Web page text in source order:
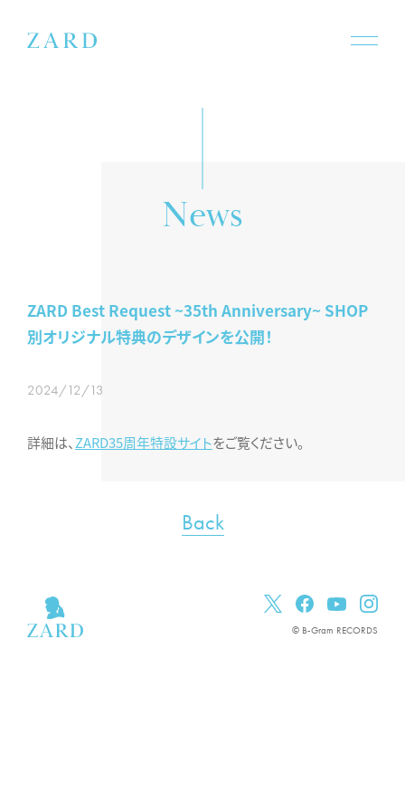
News
ZARD Best Request ~35th Anniversary~ SHOP
別オリジナル特典のデザインを公開！
2024/12/13
詳細は、ZARD35周年特設サイトをご覧ください。
Back
© B-Gram RECORDS